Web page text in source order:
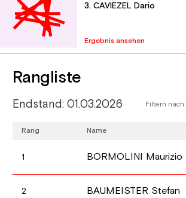
3. CAVIEZEL Dario
Ergebnis ansehen
Rangliste
Endstand: 01.03.2026 Filtern nach:
Rang Name
1 BORMOLINI Maurizio
2 BAUMEISTER Stefan